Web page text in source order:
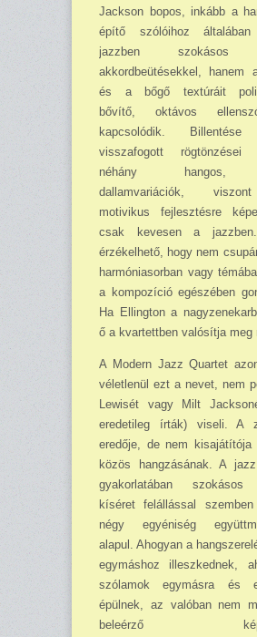
Jackson bopos, inkább a
építő szólóihoz
jazzben szokásos
akkordbeütésekkel, hanem
és a bőgő textúráit
bővítő, oktávos
kapcsolódik. Billentése
visszafogott rögtönzései
néhány hangos,
dallamvariációk,
motivikus fejlesztésre
csak ke­vesen a
érzékelhető, hogy nem
harmóniasorban vagy
a kompozíció egészében
Ha Ellington a
ő a kvartettben valósítja meg
A Modern Jazz Quartet
véletlenül ezt a nevet, nem
Lewisét vagy Milt
eredetileg írták) viseli. A
eredője, de nem kisajátítója
közös hangzásának. A
gyakorlatában szokásos
kíséret felállással
négy egyéniség
alapul. Ahogyan a
egymáshoz illeszkednek,
szólamok egymásra és
épülnek, az valóban nem
beleérző